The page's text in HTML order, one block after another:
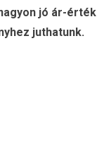
jó ár-
juthatunk.